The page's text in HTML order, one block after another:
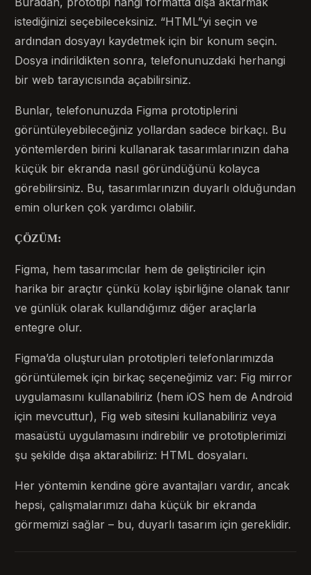
istediğinizi seçebileceksiniz. “HTML”yi seçin ve
ardından dosyayı kaydetmek için bir konum seçin.
Dosya indirildikten sonra, telefonunuzdaki herhangi
bir web tarayıcısında açabilirsiniz.
Bunlar, telefonunuzda Figma prototiplerini
görüntüleyebileceğiniz yollardan sadece birkaçı. Bu
yöntemlerden birini kullanarak tasarımlarınızın daha
küçük bir ekranda nasıl göründüğünü kolayca
görebilirsiniz. Bu, tasarımlarınızın duyarlı olduğundan
emin olurken çok yardımcı olabilir.
ÇÖZÜM:
Figma, hem tasarımcılar hem de geliştiriciler için
harika bir araçtır çünkü kolay işbirliğine olanak tanır
ve günlük olarak kullandığımız diğer araçlarla
entegre olur.
Figma’da oluşturulan prototipleri telefonlarımızda
görüntülemek için birkaç seçeneğimiz var: Fig mirror
uygulamasını kullanabiliriz (hem iOS hem de Android
için mevcuttur), Fig web sitesini kullanabiliriz veya
masaüstü uygulamasını indirebilir ve prototiplerimizi
şu şekilde dışa aktarabiliriz: HTML dosyaları.
Her yöntemin kendine göre avantajları vardır, ancak
hepsi, çalışmalarımızı daha küçük bir ekranda
görmemizi sağlar – bu, duyarlı tasarım için gereklidir.